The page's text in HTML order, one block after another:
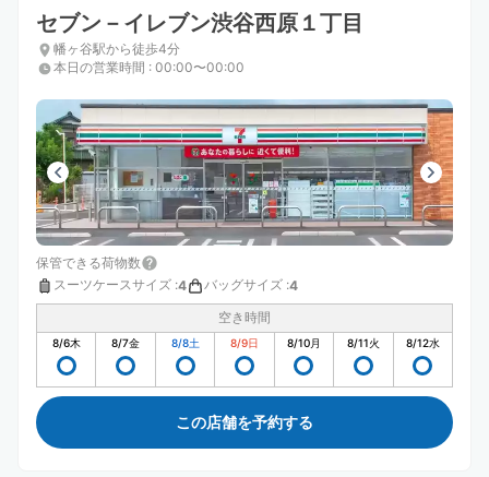
the
keyboard
shortcuts
for
changing
dates.
the
keyboard
shortcuts
for
changing
dates.
セブン－イレブン渋谷西原１丁目
幡ヶ谷駅から徒歩4分
本日の営業時間 : 00:00〜00:00
保管できる荷物数
スーツケースサイズ :4 バッグサイズ :4
空き時間
8/6木 8/7金 8/8土 8/9日 8/10月 8/11火 8/12水
この店舗を予約する